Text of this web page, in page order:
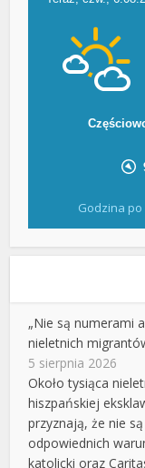
Godzina
„Nie są numerami
nieletnich
5 sierpnia 2026
Około tysiąca
hiszpańskiej
przyznają, że nie
odpowiednich
katolicki oraz